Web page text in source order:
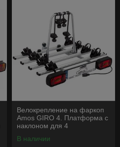
Велокрепление на фаркоп
Amos GIRO 4. Платформа с
наклоном для 4
В наличии